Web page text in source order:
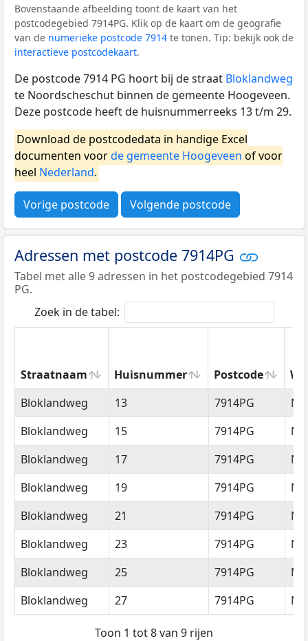
Bovenstaande afbeelding toont de kaart van het
postcodegebied 7914PG. Klik op de kaart om de geografie
van de numerieke postcode 7914 te tonen. Tip: bekijk ook de
interactieve postcodekaart.
De postcode 7914 PG hoort bij de straat Bloklandweg
te Noordscheschut binnen de gemeente Hoogeveen.
Deze postcode heeft de huisnummerreeks 13 t/m 29.
Download de postcodedata in handige Excel
documenten voorde gemeente Hoogeveen of voor
heel Nederland.
Vorige postcode Volgende postcode
Adressen met postcode 7914PG
Tabel met alle 9 adressen in het postcodegebied 7914
PG.
Zoek in de tabel:
Straatnaam Huisnummer Postcode
Straatnaam
Huisnummer Postcode
Bloklandweg 13 7914PG
Bloklandweg
15 7914PG
Bloklandweg
17 7914PG
Bloklandweg
19 7914PG
Bloklandweg
21 7914PG
Bloklandweg
23 7914PG
Bloklandweg
25 7914PG
Bloklandweg
27 7914PG
Toon 1 tot 8 van 9 rijen